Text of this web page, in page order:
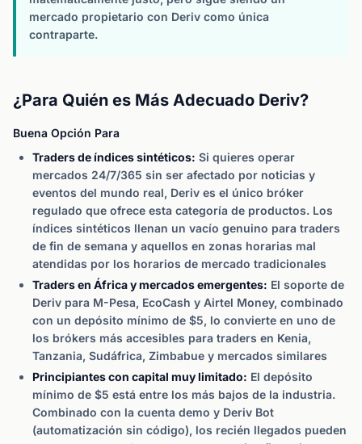
mercado propietario con Deriv como única
contraparte.
¿Para Quién es Más Adecuado Deriv?
Buena Opción Para
Traders de índices sintéticos: Si quieres operar
mercados 24/7/365 sin ser afectado por noticias y
eventos del mundo real, Deriv es el único bróker
regulado que ofrece esta categoría de productos. Los
índices sintéticos llenan un vacío genuino para traders
de fin de semana y aquellos en zonas horarias mal
atendidas por los horarios de mercado tradicionales
Traders en África y mercados emergentes: El soporte de
Deriv para M-Pesa, EcoCash y Airtel Money, combinado
con un depósito mínimo de $5, lo convierte en uno de
los brókers más accesibles para traders en Kenia,
Tanzania, Sudáfrica, Zimbabue y mercados similares
Principiantes con capital muy limitado: El depósito
mínimo de $5 está entre los más bajos de la industria.
Combinado con la cuenta demo y Deriv Bot
(automatización sin código), los recién llegados pueden